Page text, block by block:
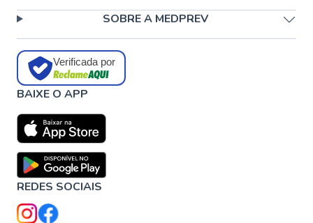
SOBRE A MEDPREV
Verificada por
BAIXE O APP
REDES SOCIAIS